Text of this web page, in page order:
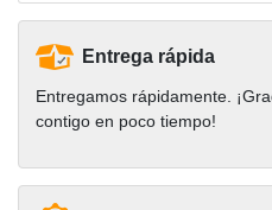
Entrega rápida
Entregamos rápidamente.
contigo en poco tiempo!